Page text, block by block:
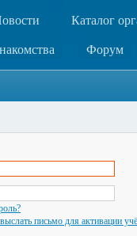
Каталог
Форум
письмо для активации